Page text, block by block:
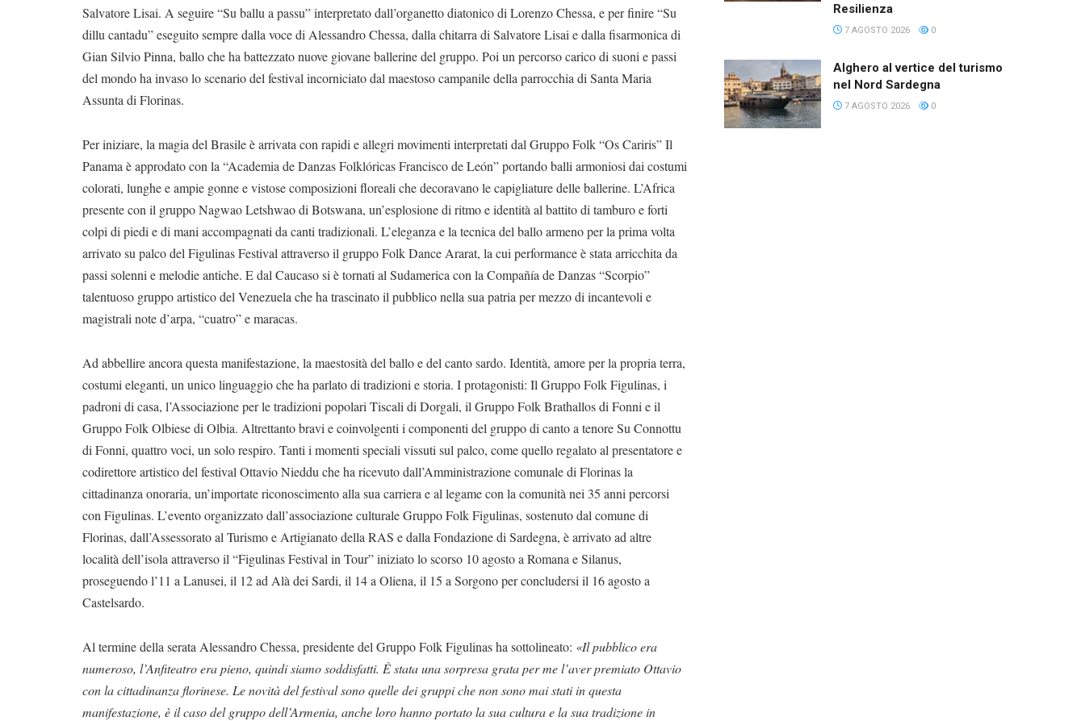
Salvatore Lisai. A seguire “Su ballu a passu” interpretato dall’organetto diatonico di Lorenzo Chessa, e per finire “Su
dillu cantadu” eseguito sempre dalla voce di Alessandro Chessa, dalla chitarra di Salvatore Lisai e dalla fisarmonica di
Gian Silvio Pinna, ballo che ha battezzato nuove giovane ballerine del gruppo. Poi un percorso carico di suoni e passi
del mondo ha invaso lo scenario del festival incorniciato dal maestoso campanile della parrocchia di Santa Maria
Assunta di Florinas.
Per iniziare, la magia del Brasile è arrivata con rapidi e allegri movimenti interpretati dal Gruppo Folk “Os Cariris” Il
Panama è approdato con la “Academia de Danzas Folklóricas Francisco de León” portando balli armoniosi dai costumi
colorati, lunghe e ampie gonne e vistose composizioni floreali che decoravano le capigliature delle ballerine. L’Africa
presente con il gruppo Nagwao Letshwao di Botswana, un’esplosione di ritmo e identità al battito di tamburo e forti
colpi di piedi e di mani accompagnati da canti tradizionali. L’eleganza e la tecnica del ballo armeno per la prima volta
arrivato su palco del Figulinas Festival attraverso il gruppo Folk Dance Ararat, la cui performance è stata arricchita da
passi solenni e melodie antiche. E dal Caucaso si è tornati al Sudamerica con la Compañía de Danzas “Scorpio”
talentuoso gruppo artistico del Venezuela che ha trascinato il pubblico nella sua patria per mezzo di incantevoli e
magistrali note d’arpa, “cuatro” e maracas.
Ad abbellire ancora questa manifestazione, la maestosità del ballo e del canto sardo. Identità, amore per la propria terra,
costumi eleganti, un unico linguaggio che ha parlato di tradizioni e storia. I protagonisti: Il Gruppo Folk Figulinas, i
padroni di casa, l’Associazione per le tradizioni popolari Tiscali di Dorgali, il Gruppo Folk Brathallos di Fonni e il
Gruppo Folk Olbiese di Olbia. Altrettanto bravi e coinvolgenti i componenti del gruppo di canto a tenore Su Connottu
di Fonni, quattro voci, un solo respiro. Tanti i momenti speciali vissuti sul palco, come quello regalato al presentatore e
codirettore artistico del festival Ottavio Nieddu che ha ricevuto dall’Amministrazione comunale di Florinas la
cittadinanza onoraria, un’importate riconoscimento alla sua carriera e al legame con la comunità nei 35 anni percorsi
con Figulinas. L’evento organizzato dall’associazione culturale Gruppo Folk Figulinas, sostenuto dal comune di
Florinas, dall’Assessorato al Turismo e Artigianato della RAS e dalla Fondazione di Sardegna, è arrivato ad altre
località dell’isola attraverso il “Figulinas Festival in Tour” iniziato lo scorso 10 agosto a Romana e Silanus,
proseguendo l’11 a Lanusei, il 12 ad Alà dei Sardi, il 14 a Oliena, il 15 a Sorgono per concludersi il 16 agosto a
Castelsardo.
Al termine della serata Alessandro Chessa, presidente del Gruppo Folk Figulinas ha sottolineato: «Il pubblico era
numeroso, l’Anfiteatro era pieno, quindi siamo soddisfatti. È stata una sorpresa grata per me l’aver premiato Ottavio
con la cittadinanza florinese. Le novità del festival sono quelle dei gruppi che non sono mai stati in questa
manifestazione, è il caso del gruppo dell’Armenia, anche loro hanno portato la sua cultura e la sua tradizione in
Resilienza
7 AGOSTO 2026 0
Alghero al vertice del turismo
nel Nord Sardegna
7 AGOSTO 2026 0